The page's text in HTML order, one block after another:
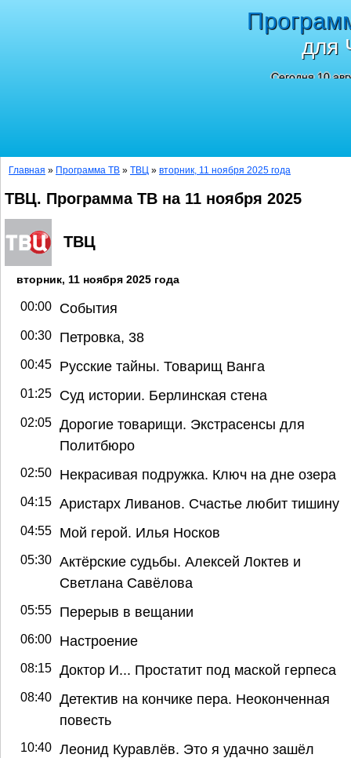
для
Сегодня 10
Главная » Программа ТВ » ТВЦ » вторник, 11 ноября 2025 года
ТВЦ. Программа ТВ на 11 ноября 2025
ТВЦ
вторник, 11 ноября 2025 года
00:00 События
00:30 Петровка, 38
00:45 Русские тайны. Товарищ Ванга
01:25 Суд истории. Берлинская стена
02:05 Дорогие товарищи. Экстрасенсы для
Политбюро
02:50 Некрасивая подружка. Ключ на дне озера
04:15 Аристарх Ливанов. Счастье любит тишину
04:55 Мой герой. Илья Носков
05:30 Актёрские судьбы. Алексей Локтев и
Светлана Савёлова
05:55 Перерыв в вещании
06:00 Настроение
08:15 Доктор И... Простатит под маской герпеса
08:40 Детектив на кончике пера. Неоконченная
повесть
10:40 Леонид Куравлёв. Это я удачно зашёл